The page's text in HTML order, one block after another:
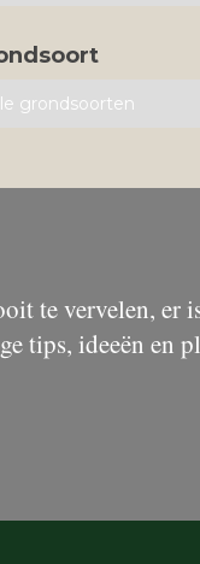
te vervelen, er
tips, ideeën en